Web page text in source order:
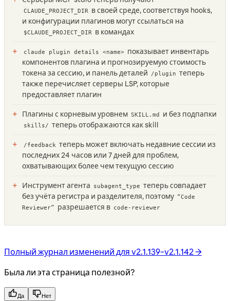
CLAUDE_PROJECT_DIR
в своей среде, соответствуя hooks,
и конфигурации плагинов могут ссылаться на
$CLAUDE_PROJECT_DIR в командах
claude plugin details <name> показывает инвентарь
компонентов плагина и прогнозируемую стоимость
токена за сессию, и панель деталей
/plugin теперь
также перечисляет серверы LSP, которые
предоставляет плагин
Плагины с корневым уровнем SKILL.md и без подпапки
skills/ теперь отображаются как skill
/feedback теперь может включать недавние сессии из
последних 24 часов или 7 дней для проблем,
охватывающих более чем текущую сессию
Инструмент агента subagent_type теперь совпадает
без учёта регистра и разделителя, поэтому “Code
Reviewer”
разрешается в code-reviewer
Полный журнал изменений для v2.1.139–v2.1.142 →
Была ли эта страница полезной?
Да Нет